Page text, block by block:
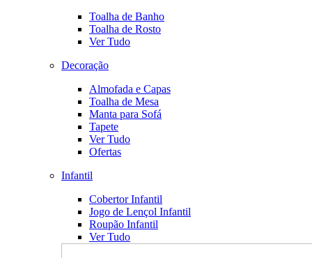
Toalha de Banho
Toalha de Rosto
Ver Tudo
Decoração
Almofada e Capas
Toalha de Mesa
Manta para Sofá
Tapete
Ver Tudo
Ofertas
Infantil
Cobertor Infantil
Jogo de Lençol Infantil
Roupão Infantil
Ver Tudo